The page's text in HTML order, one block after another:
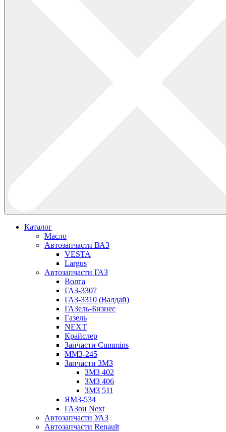
Каталог
Масло
Автозапчасти ВАЗ
VESTA
Largus
Автозапчасти ГАЗ
Волга
ГАЗ-3307
ГАЗ-3310 (Валдай)
ГАЗель-Бизнес
Газель
NEXT
Крайслер
Запчасти Cummins
ММЗ-245
Запчасти ЗМЗ
ЗМЗ 402
ЗМЗ 406
ЗМЗ 511
ЯМЗ-534
ГАЗон Next
Автозапчасти УАЗ
Автозапчасти Renault